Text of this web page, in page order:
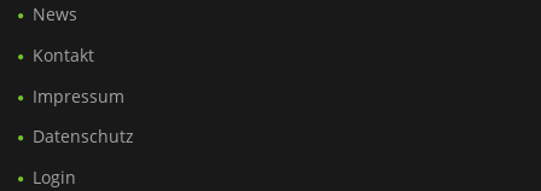
News
Kontakt
Impressum
Datenschutz
Login